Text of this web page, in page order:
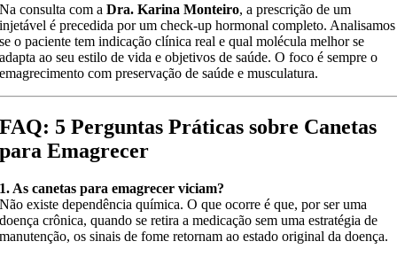
Na consulta com aDra. Karina Monteiro, a prescrição de um
injetável é precedida por um check-up hormonal completo. Analisamos
se o paciente tem indicação clínica real e qual molécula melhor se
adapta ao seu estilo de vida e objetivos de saúde. O foco é sempre o
emagrecimento com preservação de saúde e musculatura.
FAQ: 5 Perguntas Práticas sobre Canetas
para Emagrecer
1. As canetas para emagrecer viciam?
Não existe dependência química. O que ocorre é que, por ser uma
doença crônica, quando se retira a medicação sem uma estratégia de
manutenção, os sinais de fome retornam ao estado original da doença.